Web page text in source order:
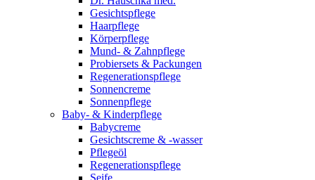
Gesichtspflege
Haarpflege
Körperpflege
Mund- & Zahnpflege
Probiersets & Packungen
Regenerationspflege
Sonnencreme
Sonnenpflege
Baby- & Kinderpflege
Babycreme
Gesichtscreme & -wasser
Pflegeöl
Regenerationspflege
Seife